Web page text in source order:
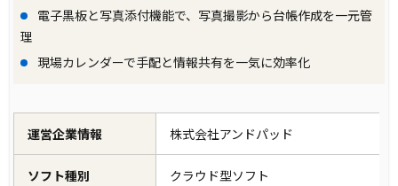
電子黒板と写真添付機能で、写真撮影から台帳作成を一元管
理
現場カレンダーで手配と情報共有を一気に効率化
運営企業情報 株式会社アンドパッド
ソフト種別 クラウド型ソフト